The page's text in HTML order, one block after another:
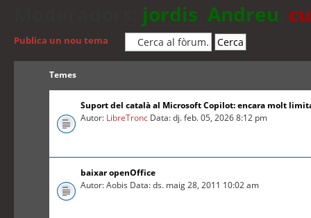
jordis Andreu
Publica un nou tema
Temes
Suport del català al Microsoft Copilot: encara molt
Autor: LibreTronc Data: dj. feb. 05, 2026 8:12 pm
baixar openOffice
Autor: Aobis Data: ds. maig 28, 2011 10:02 am